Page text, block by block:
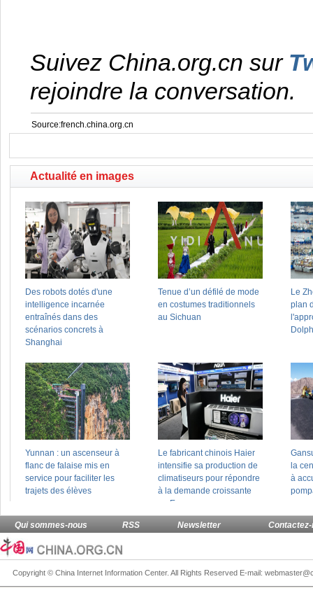
Suivez China.org.cn sur
rejoindre la conversation.
Source:french.china.org.cn